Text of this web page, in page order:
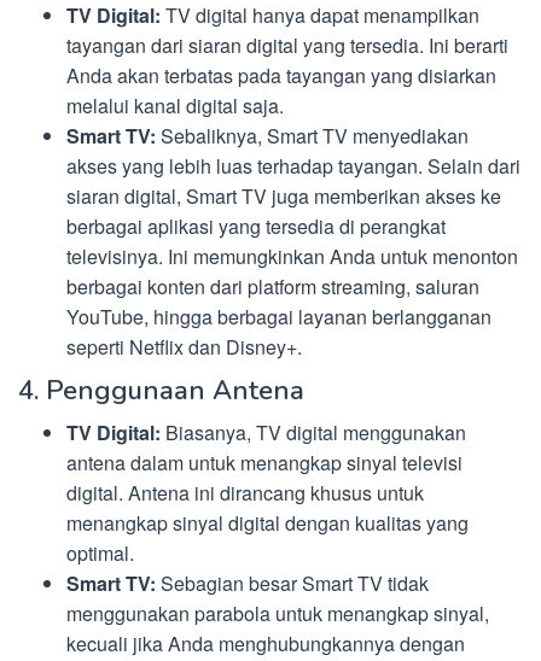
TV Digital: TV digital hanya dapat menampilkan
tayangan dari siaran digital yang tersedia. Ini berarti
Anda akan terbatas pada tayangan yang disiarkan
melalui kanal digital saja.
Smart TV: Sebaliknya, Smart TV menyediakan
akses yang lebih luas terhadap tayangan. Selain dari
siaran digital, Smart TV juga memberikan akses ke
berbagai aplikasi yang tersedia di perangkat
televisinya. Ini memungkinkan Anda untuk menonton
berbagai konten dari platform streaming, saluran
YouTube, hingga berbagai layanan berlangganan
seperti Netflix dan Disney+.
4. Penggunaan Antena
TV Digital: Biasanya, TV digital menggunakan
antena dalam untuk menangkap sinyal televisi
digital. Antena ini dirancang khusus untuk
menangkap sinyal digital dengan kualitas yang
optimal.
Smart TV: Sebagian besar Smart TV tidak
menggunakan parabola untuk menangkap sinyal,
kecuali jika Anda menghubungkannya dengan